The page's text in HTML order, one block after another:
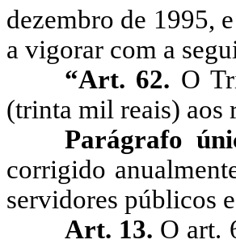
dezembro de 1995,
a vigorar com a
“Art. 62. O
(trinta mil reais) aos
Parágrafo
corrigido
servidores públicos
Art. 13. O art.